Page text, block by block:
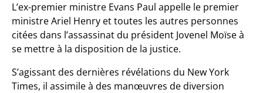
L’ex-premier ministre Evans Paul appelle le premier
ministre Ariel Henry et toutes les autres personnes
citées dans l’assassinat du président Jovenel Moïse à
se mettre à la disposition de la justice.
S’agissant des dernières révélations du New York
Times, il assimile à des manœuvres de diversion